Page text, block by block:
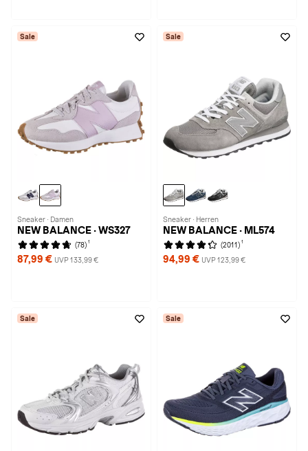
Sale
Sneaker · Damen
NEW BALANCE · WS327
(78) 1
87,99 € UVP 133,99 €
Sale
Sneaker · Herren
NEW BALANCE · ML574
(2011) 1
94,99 € UVP 123,99 €
Sale Sale